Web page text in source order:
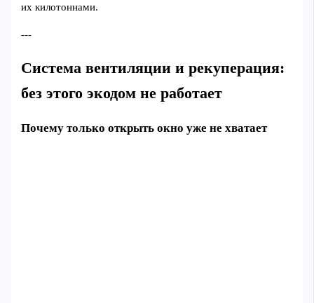
их килотоннами.
---
Система вентиляции и рекуперация:
без этого экодом не работает
Почему только открыть окно уже не хватает